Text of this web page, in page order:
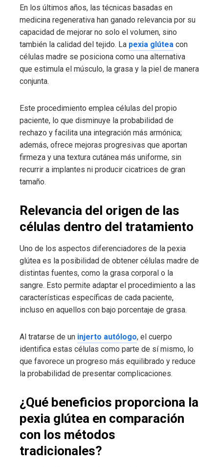
En los últimos años, las técnicas basadas en
medicina regenerativa han ganado relevancia por su
capacidad de mejorar no solo el volumen, sino
también la calidad del tejido. La pexia glútea con
células madre se posiciona como una alternativa
que estimula el músculo, la grasa y la piel de manera
conjunta.
Este procedimiento emplea células del propio
paciente, lo que disminuye la probabilidad de
rechazo y facilita una integración más armónica;
además, ofrece mejoras progresivas que aportan
firmeza y una textura cutánea más uniforme, sin
recurrir a implantes ni producir cicatrices de gran
tamaño.
Relevancia del origen de las
células dentro del tratamiento
Uno de los aspectos diferenciadores de la pexia
glútea es la posibilidad de obtener células madre de
distintas fuentes, como la grasa corporal o la
sangre. Esto permite adaptar el procedimiento a las
características específicas de cada paciente,
incluso en aquellos con bajo porcentaje de grasa.
Al tratarse de un injerto autólogo, el cuerpo
identifica estas células como parte de sí mismo, lo
que favorece un progreso más equilibrado y reduce
la probabilidad de presentar complicaciones.
¿Qué beneficios proporciona la
pexia glútea en comparación
con los métodos
tradicionales?